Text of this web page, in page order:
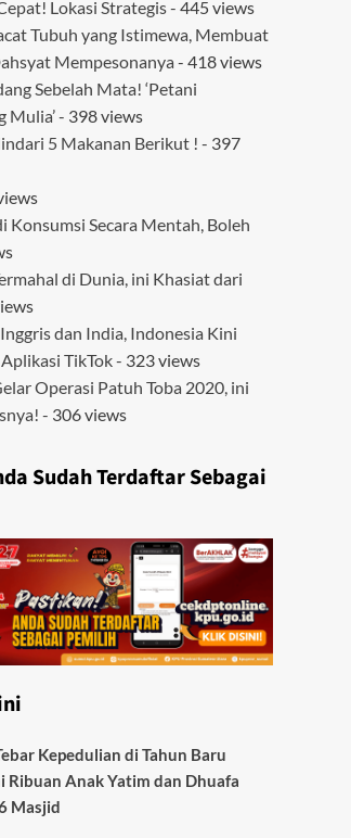
Lokasi Strategis- 445 views
Tubuh yang Istimewa, Membuat
Mempesonanya - 418 views
Sebelah Mata! ‘Petani
Mulia’- 398 views
5 Makanan Berikut ! - 397
Konsumsi Secara Mentah, Boleh
di Dunia, ini Khasiat dari
dan India, Indonesia Kini
TikTok- 323 views
Operasi Patuh Toba 2020, ini
- 306 views
Sudah Terdaftar Sebagai
Kepedulian di Tahun Baru
Ribuan Anak Yatim dan Dhuafa
Masjid